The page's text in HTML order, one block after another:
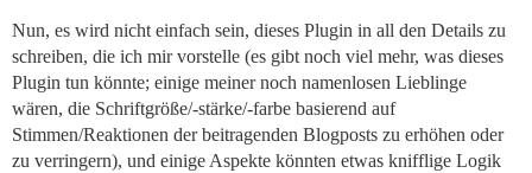
Nun, es wird nicht einfach sein, dieses Plugin in all den Details zu
schreiben, die ich mir vorstelle (es gibt noch viel mehr, was dieses
Plugin tun könnte; einige meiner noch namenlosen Lieblinge
wären, die Schriftgröße/-stärke/-farbe basierend auf
Stimmen/Reaktionen der beitragenden Blogposts zu erhöhen oder
zu verringern), und einige Aspekte könnten etwas knifflige Logik